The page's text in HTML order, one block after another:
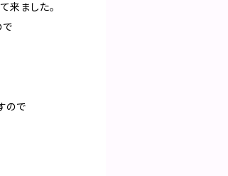
来ました。
で
ので